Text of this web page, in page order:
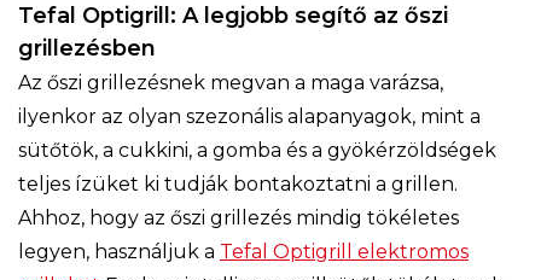
Tefal Optigrill: A legjobb segítő az őszi
grillezésben
Az őszi grillezésnek megvan a maga varázsa,
ilyenkor az olyan szezonális alapanyagok, mint a
sütőtök, a cukkini, a gomba és a gyökérzöldségek
teljes ízüket ki tudják bontakoztatni a grillen.
Ahhoz, hogy az őszi grillezés mindig tökéletes
legyen, használjuk a Tefal Optigrill elektromos